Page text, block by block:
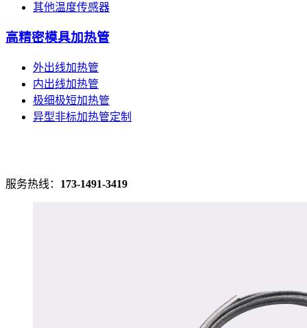
其他温度传感器
高精密模具加热管
外出线加热管
内出线加热管
极细极短加热管
异型非标加热管定制
服务热线： 173-1491-3419